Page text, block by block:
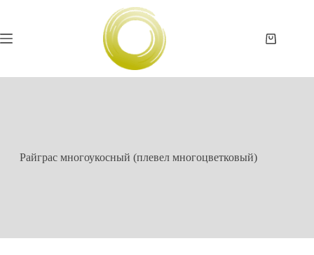
Корзина
Райграс многоукосный (плевел многоцветковый)